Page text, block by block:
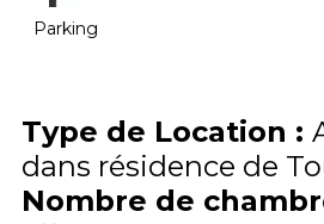
Parking
Type de Location :
dans résidence de
Nombre de